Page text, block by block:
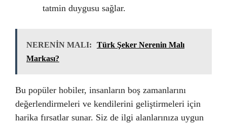
tatmin duygusu sağlar.
NERENİN MALI:
Türk Şeker Nerenin Malı
Markası?
Bu popüler hobiler, insanların boş zamanlarını
değerlendirmeleri ve kendilerini geliştirmeleri için
harika fırsatlar sunar. Siz de ilgi alanlarınıza uygun